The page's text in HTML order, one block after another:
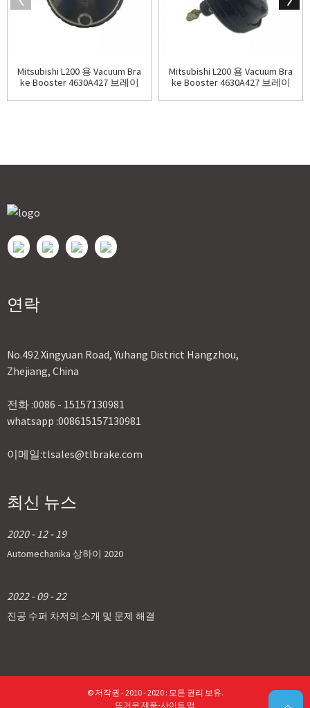
Mitsubishi L200 용 Vacuum Bra
ke Booster 4630A427 브레이
Mitsubishi L200 용 Vacuum Bra
ke Booster 4630A427 브레이
연락
No.492 Xingyuan Road, Yuhang District Hangzhou,
Zhejiang, China
전화 :0086 - 15157130981
whatsapp :008615157130981
이메일:tlsales@tlbrake.com
최신 뉴스
2020 - 12 - 19
Automechanika 상하이 2020
2022 - 09 - 22
진공 수퍼 차저의 소개 및 문제 해결
© 저작권 - 2010 - 2020 : 모든 권리 보유.
뜨거운 제품-사이트 맵